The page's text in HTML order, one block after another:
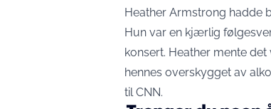
Heather Armstrong hadde
Hun var en kjærlig
konsert. Heather mente
hennes overskygget av
til CNN.